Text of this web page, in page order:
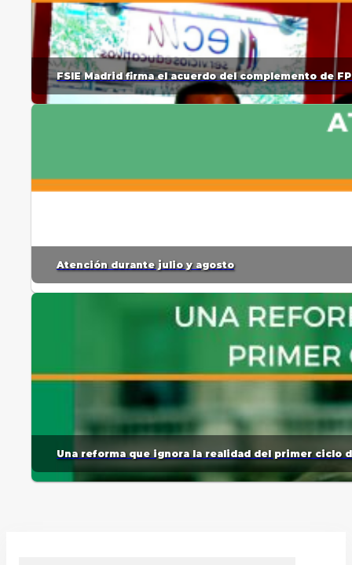
FSIE Madrid firma el acuerdo del complemento de
Atención durante julio y agosto
Una reforma que ignora la realidad del primer ciclo